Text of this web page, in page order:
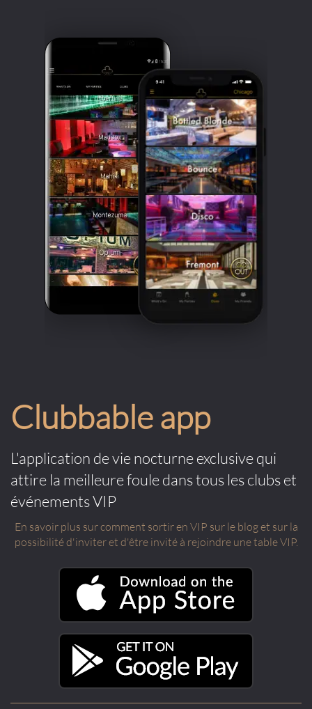
Clubbable app
L'application de vie nocturne exclusive qui
attire la meilleure foule dans tous les clubs et
événements VIP
En savoir plus sur comment sortir en VIP sur le blog et sur la
possibilité d'inviter et d'être invité à rejoindre une table VIP.